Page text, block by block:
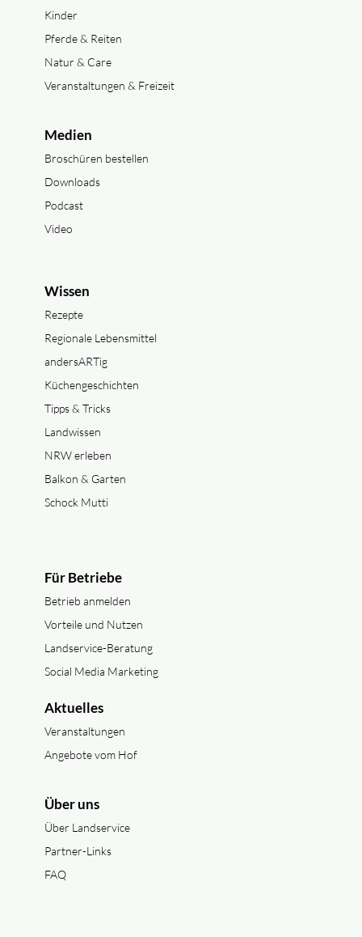
Kinder
Pferde & Reiten
Natur & Care
Veranstaltungen & Freizeit
Medien
Broschüren bestellen
Downloads
Podcast
Video
Wissen
Rezepte
Regionale Lebensmittel
andersARTig
Küchengeschichten
Tipps & Tricks
Landwissen
NRW erleben
Balkon & Garten
Schock Mutti
Für Betriebe
Betrieb anmelden
Vorteile und Nutzen
Landservice-Beratung
Social Media Marketing
Aktuelles
Veranstaltungen
Angebote vom Hof
Über uns
Über Landservice
Partner-Links
FAQ